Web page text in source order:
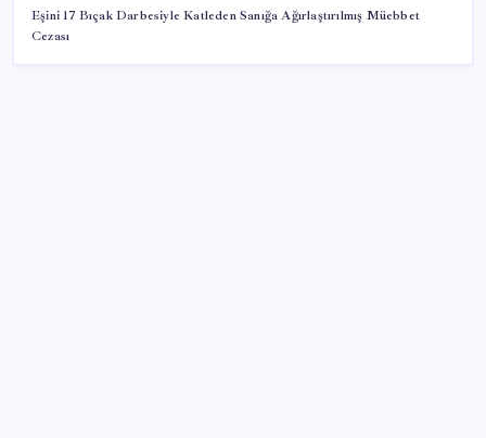
Eşini 17 Bıçak Darbesiyle Katleden Sanığa Ağırlaştırılmış Müebbet
Cezası